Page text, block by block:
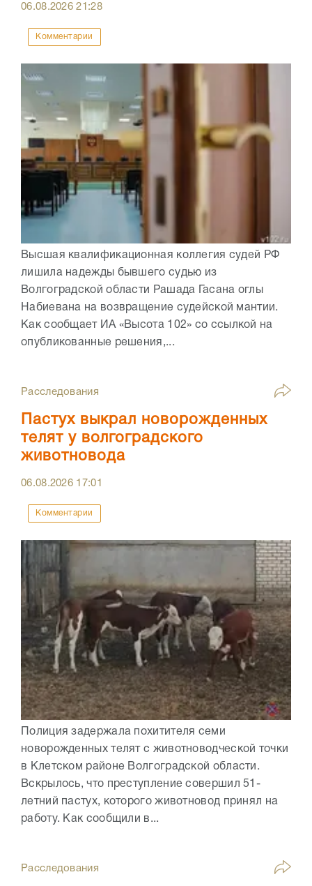
06.08.202621:28
Комментарии
Высшая квалификационная коллегия судей РФ
лишила надежды бывшего судью из
Волгоградской области Рашада Гасана оглы
Набиевана на возвращение судейской мантии.
Как сообщает ИА «Высота 102» со ссылкой на
опубликованные решения,...
Расследования
Пастух выкрал новорожденных
телят у волгоградского
животновода
06.08.2026 17:01
Комментарии
Полиция задержала похитителя семи
новорожденных телят с животноводческой точки
в Клетском районе Волгоградской области.
Вскрылось, что преступление совершил 51-
летний пастух, которого животновод принял на
работу. Как сообщили в...
Расследования